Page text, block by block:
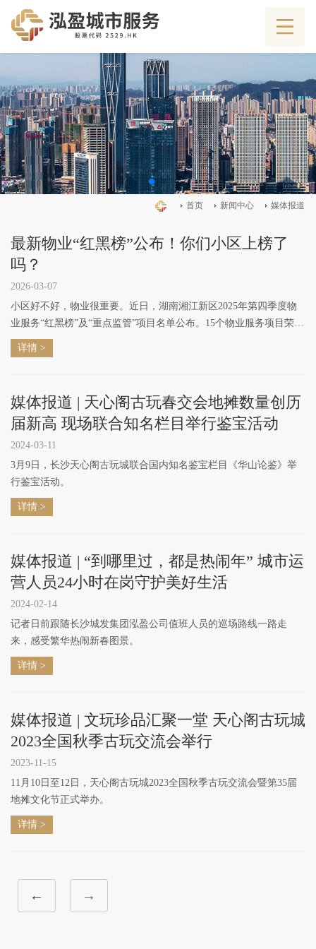
首页 新闻中心 媒体报道
最新物业“红黑榜”公布！你们小区上榜了
吗？
2026-03-07
小区好不好，物业很重要。近日，湖南湘江新区2025年第四季度物
业服务“红黑榜”及“重点监管”项目名单公布。15个物业服务项目荣
登“红榜”，10个项目被列入“重点监管”名单，另有5个项目因管理问
题突出被列入“黑榜”。
详情 >
媒体报道 | 天心阁古玩春交会地摊数量创历
届新高 现场联合知名栏目举行鉴宝活动
2024-03-11
3月9日，长沙天心阁古玩城联合国内知名鉴宝栏目《华山论鉴》举
行鉴宝活动。
详情 >
媒体报道 | “到哪里过，都是热闹年” 城市运
营人员24小时在岗守护美好生活
2024-02-14
记者日前跟随长沙城发集团泓盈公司值班人员的巡场路线一路走
来，感受繁华热闹新春图景。
详情 >
媒体报道 | 文玩珍品汇聚一堂 天心阁古玩城
2023全国秋季古玩交流会举行
2023-11-15
11月10日至12日，天心阁古玩城2023全国秋季古玩交流会暨第35届
地摊文化节正式举办。
详情 >
← →